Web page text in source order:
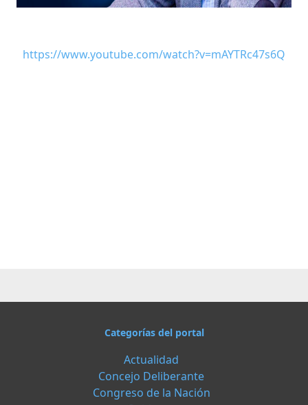
https://www.youtube.com/watch?v=mAYTRc47s6Q
Categorías del portal
Actualidad
Concejo Deliberante
Congreso de la Nación